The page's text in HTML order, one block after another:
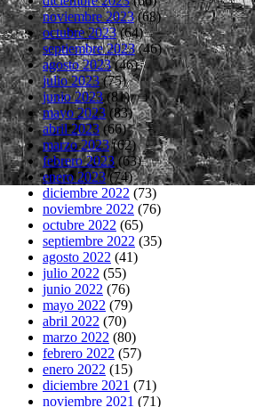
noviembre 2023(68)
octubre 2023(64)
septiembre 2023(46)
agosto 2023(46)
julio 2023(75)
junio 2023(81)
mayo 2023 (83)
abril 2023(66)
marzo 2023(62)
febrero 2023(63)
enero 2023(74)
diciembre 2022 (73)
noviembre 2022 (76)
octubre 2022 (65)
septiembre 2022 (35)
agosto 2022 (41)
julio 2022 (55)
junio 2022 (76)
mayo 2022 (79)
abril 2022 (70)
marzo 2022 (80)
febrero 2022 (57)
enero 2022 (15)
diciembre 2021 (71)
noviembre 2021 (71)